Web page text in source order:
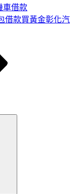
車借款
借款買黃金彰化汽